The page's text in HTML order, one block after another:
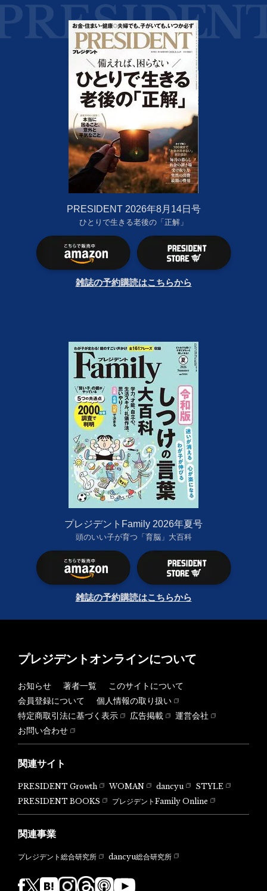
PRESIDENT 2026年8月14日号
ひとりで生きる老後の「正解」
雑誌の予約購読はこちらから
プレジデントFamily 2026年夏号
頭のいい子が育つ「育脳」大百科
雑誌の予約購読はこちらから
プレジデントオンラインについて
お知らせ 著者一覧
このサイトについて
会員登録について
個人情報の取り扱い
特定商取引法に基づく表示
広告掲載
運営会社
お問い合わせ
関連サイト
PRESIDENT Growth WOMAN dancyu
STYLE
PRESIDENT BOOKS
プレジデントFamily Online
関連事業
プレジデント総合研究所 dancyu総合研究所